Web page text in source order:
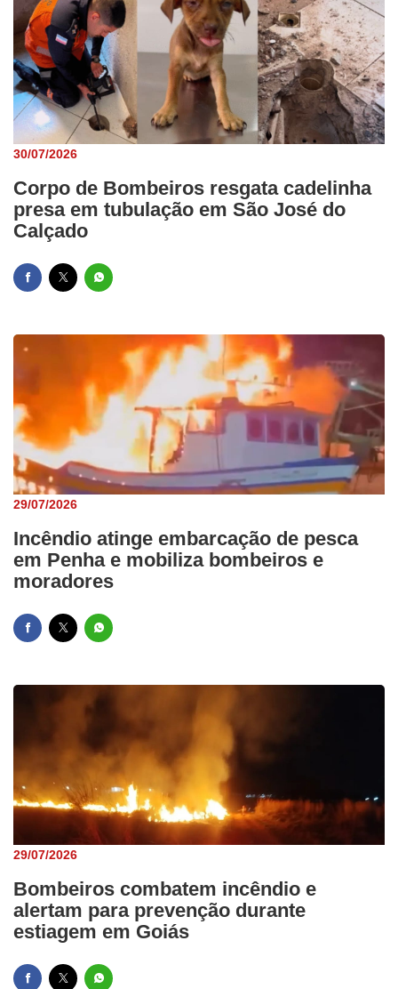
30/07/2026
Corpo de Bombeiros resgata cadelinha
presa em tubulação em São José do
Calçado
29/07/2026
Incêndio atinge embarcação de pesca
em Penha e mobiliza bombeiros e
moradores
29/07/2026
Bombeiros combatem incêndio e
alertam para prevenção durante
estiagem em Goiás